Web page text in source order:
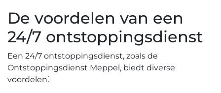
De voordelen van een
24/7 ontstoppingsdienst
Een 24/7 ontstoppingsdienst, zoals de
Ontstoppingsdienst Meppel, biedt diverse
voordelen⁚